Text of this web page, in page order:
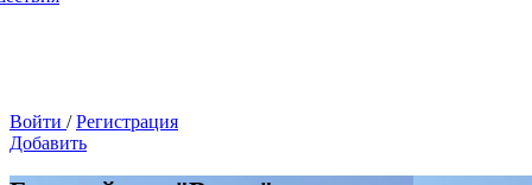
Войти / Регистрация
Добавить